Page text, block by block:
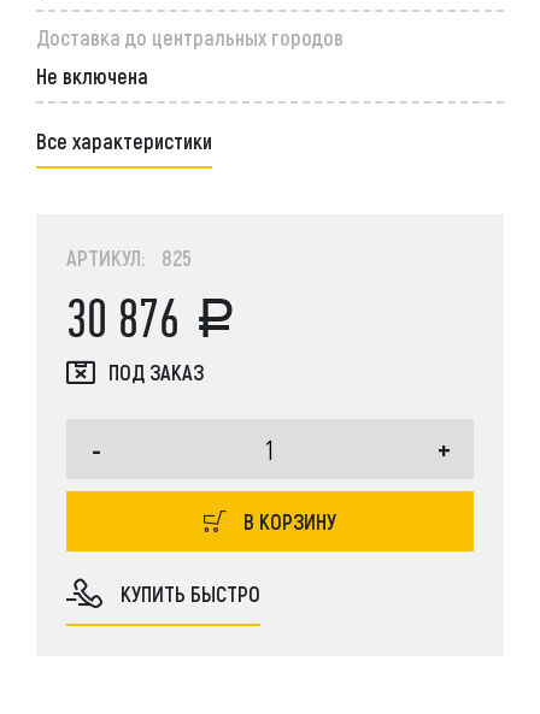
Доставка до центральных городов
Не включена
Все характеристики
АРТИКУЛ: 825
30 876
ПОД ЗАКАЗ
- +
В КОРЗИНУ
КУПИТЬ БЫСТРО